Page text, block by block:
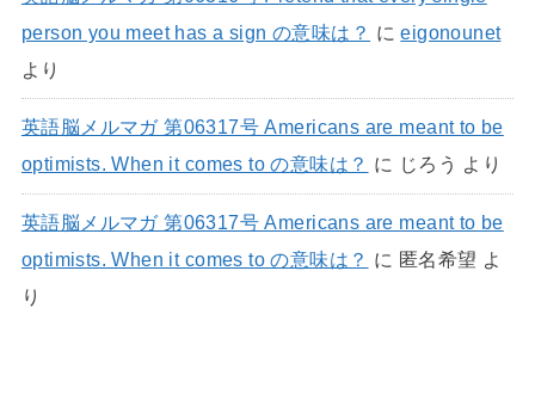
person you meet has a sign の意味は？ にeigonounet
より
英語脳メルマガ 第06317号 Americans are meant to be
optimists. When it comes to の意味は？ に じろう より
英語脳メルマガ 第06317号 Americans are meant to be
optimists. When it comes to の意味は？ に 匿名希望 よ
り